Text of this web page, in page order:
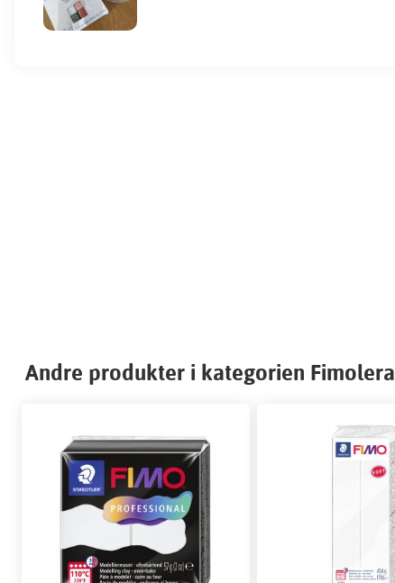
Andre produkter i kategorien Fimolera